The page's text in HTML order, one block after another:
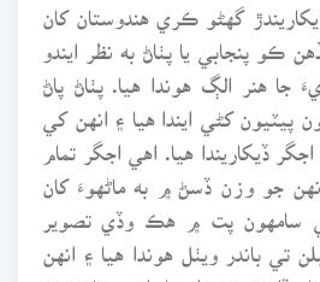
گهڻو ڪري هندوستان کان
ڪو پنجابي يا پٺاڻ به نظر ايندو
جا هنر الڳ هوندا هيا. پٺاڻ پاڻ
پيٽيون کڻي ايندا هيا ۽ انهن کي
ڏيکاريندا هيا. اهي اجگر تمام
انهن جو وزن ڏسڻ ۾ به ماڻهوءَ کان
سامهون پت ۾ هڪ وڏي تصوير
تي باندر ويٺل هوندا هيا ۽ انهن
پٿر هوندا هيا. اهي پٺاڻ هڪ